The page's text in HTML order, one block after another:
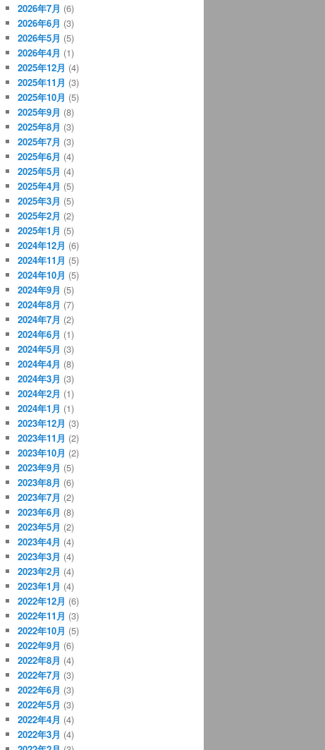
2026年7月 (6)
2026年6月 (3)
2026年5月 (5)
2026年4月 (1)
2025年12月 (4)
2025年11月 (3)
2025年10月 (5)
2025年9月 (8)
2025年8月 (3)
2025年7月 (3)
2025年6月 (4)
2025年5月 (4)
2025年4月 (5)
2025年3月 (5)
2025年2月 (2)
2025年1月 (5)
2024年12月 (6)
2024年11月 (5)
2024年10月 (5)
2024年9月 (5)
2024年8月 (7)
2024年7月 (2)
2024年6月 (1)
2024年5月 (3)
2024年4月 (8)
2024年3月 (3)
2024年2月 (1)
2024年1月 (1)
2023年12月 (3)
2023年11月 (2)
2023年10月 (2)
2023年9月 (5)
2023年8月 (6)
2023年7月 (2)
2023年6月 (8)
2023年5月 (2)
2023年4月 (4)
2023年3月 (4)
2023年2月 (4)
2023年1月 (4)
2022年12月 (6)
2022年11月 (3)
2022年10月 (5)
2022年9月 (6)
2022年8月 (4)
2022年7月 (3)
2022年6月 (3)
2022年5月 (3)
2022年4月 (4)
2022年3月 (4)